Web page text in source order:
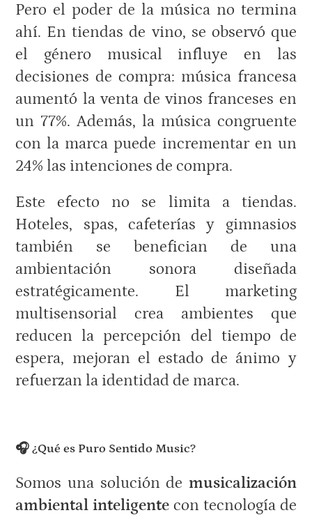
Pero el poder de la música no termina
ahí. En tiendas de vino, se observó que
el género musical influye en las
decisiones de compra: música francesa
aumentó la venta de vinos franceses en
un 77%. Además, la música congruente
con la marca puede incrementar en un
24% las intenciones de compra.
Este efecto no se limita a tiendas.
Hoteles, spas, cafeterías y gimnasios
también se benefician de una
ambientación sonora diseñada
estratégicamente. El marketing
multisensorial crea ambientes que
reducen la percepción del tiempo de
espera, mejoran el estado de ánimo y
refuerzan la identidad de marca.
🎧 ¿Qué es Puro Sentido Music?
Somos una solución de musicalización
ambiental inteligente con tecnología de